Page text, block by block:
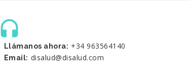

Llámanos ahora: +34 963564140
Email: disalud@disalud.com